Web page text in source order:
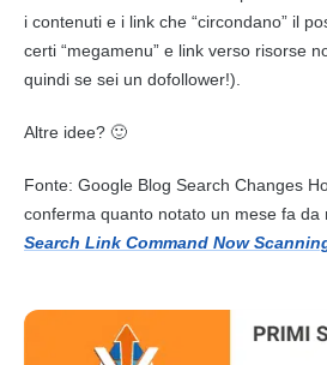
i contenuti e i link che “circondano” il
certi “megamenu” e link verso risorse
quindi se sei un dofollower!).
Altre idee? 🙂
Fonte: Google Blog Search Changes
conferma quanto notato un mese fa da
Search Link Command Now